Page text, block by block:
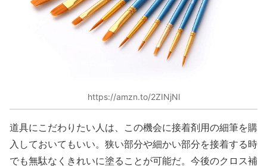
https://amzn.to/2ZINjNl
道具にこだわりたい人は、この機会に接着剤用の細筆を購
入しておいてもいい。狭い部分や細かい部分を接着する時
でも無駄なくきれいに塗ることが可能だ。今後のクロス補